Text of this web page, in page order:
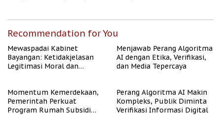
Recommendation for You
Mewaspadai Kabinet
Bayangan: Ketidakjelasan
Legitimasi Moral dan
Menjawab Perang Algoritma
AI dengan Etika, Verifikasi,
dan Media Tepercaya
Momentum Kemerdekaan,
Pemerintah Perkuat
Program Rumah Subsidi
Perang Algoritma AI Makin
Kompleks, Publik Diminta
Verifikasi Informasi Digital